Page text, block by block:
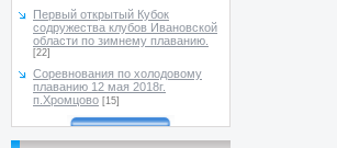
Первый открытый Кубок
содружества клубов Ивановской
области по зимнему плаванию.
[22]
Соревнования по холодовому
плаванию 12 мая 2018г.
п.Хромцово [15]